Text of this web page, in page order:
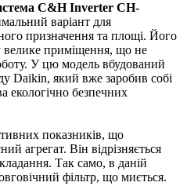
C&H Inverter CH-
варіант для
призначення та площі. Його
велике приміщення, що не
У цю модель вбудований
Daikin, який вже заробив собі
екологічно безпечних
показників, що
агрегат. Він відрізняється
Так само, в даній
фільтр, що миється.